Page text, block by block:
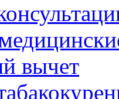
вычет